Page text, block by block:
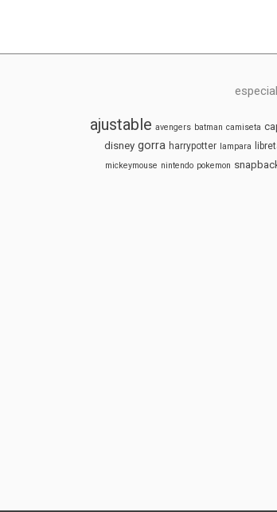
ajustable avengers batman camiseta
disney gorra harrypotter lampara
mickeymouse nintendo pokemon